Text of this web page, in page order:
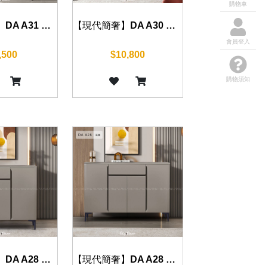
【現代簡奢】DA A31 鞋櫃 80cm 【現代簡奢】DA A30 鞋櫃 140cm/160cm
$10,800
【現代簡奢】DA A28 鞋櫃 100cm/120cm 【現代簡奢】DA A28 鞋櫃 140cm
購物車
會員登入
購物須知